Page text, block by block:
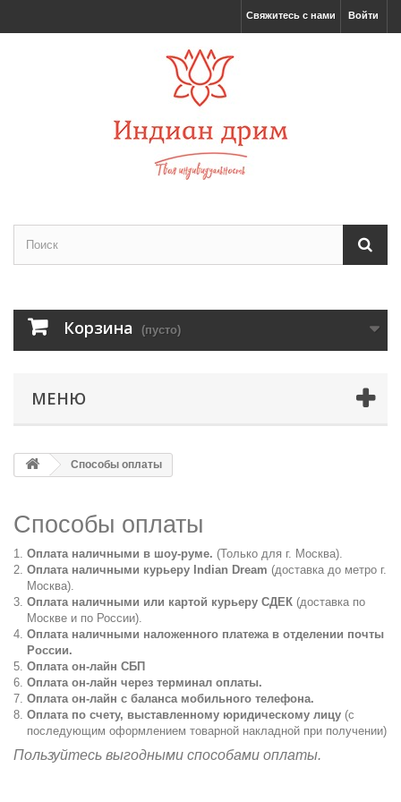
Войти
Свяжитесь с нами
Корзина (пусто)
МЕНЮ
Способы оплаты
Способы оплаты
Оплата наличными в шоу-руме. (Только для г. Москва).
Оплата наличными курьеру Indian Dream (доставка до метро г.
Москва).
Оплата наличными или картой курьеру СДЕК (доставка по
Москве и по России).
Оплата наличными наложенного платежа в отделении почты
России.
Оплата он-лайн СБП
Оплата он-лайн через терминал оплаты.
Оплата он-лайн с баланса мобильного телефона.
Оплата по счету, выставленному юридическому лицу (с
последующим оформлением товарной накладной при получении)
Пользуйтесь выгодными способами оплаты.